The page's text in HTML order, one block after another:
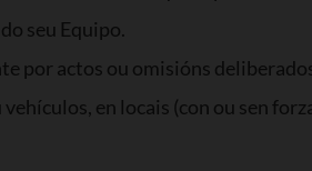
seu Equipo.
por actos ou omisións
vehículos, en locais (con ou sen